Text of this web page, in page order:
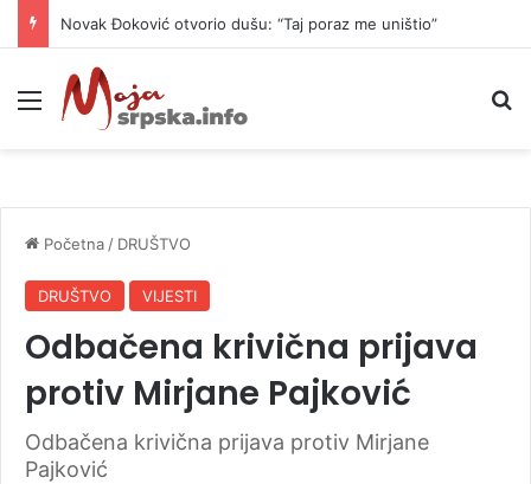
Meni
Početna / DRUŠTVO
DRUŠTVO VIJESTI
Odbačena krivična prijava
protiv Mirjane Pajković
Odbačena krivična prijava protiv Mirjane
Pajković